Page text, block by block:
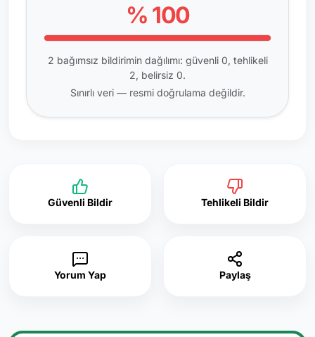
% 100
2 bağımsız bildirimin dağılımı: güvenli 0, tehlikeli
2, belirsiz 0.
Sınırlı veri — resmi doğrulama değildir.
Güvenli Bildir Tehlikeli Bildir
Yorum Yap Paylaş